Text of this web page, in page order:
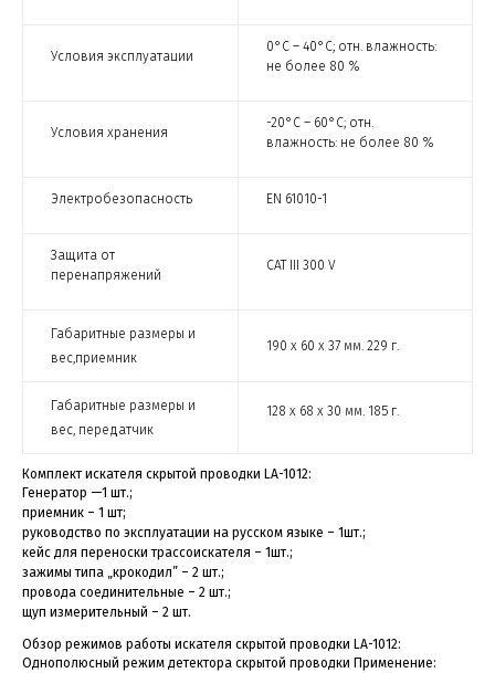
Условия эксплуатации
0°С – 40°С; отн. влажность:
не более 80 %
Условия хранения
-20°С – 60°С; отн.
влажность: не более 80 %
Электробезопасность EN 61010-1
Защита от
перенапряжений
CAT III 300 V
Габаритные размеры и
вес,приемник
190 х 60 х 37 мм. 229 г.
Габаритные размеры и
вес, передатчик
128 х 68 х 30 мм. 185 г.
Комплект искателя скрытой проводки LA-1012:
Генератор —1 шт.;
приемник – 1 шт;
руководство по эксплуатации на русском языке – 1шт.;
кейс для переноски трассоискателя – 1шт.;
зажимы типа „крокодил” – 2 шт.;
провода соединительные – 2 шт.;
щуп измерительный – 2 шт.
Обзор режимов работы искателя скрытой проводки LA-1012:
Однополюсный режим детектора скрытой проводки Применение: